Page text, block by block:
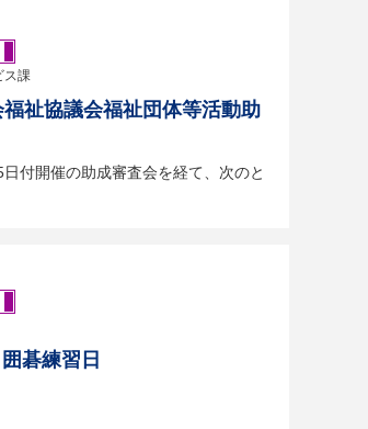
ス課
祉協議会福祉団体等活動助
付開催の助成審査会を経て、次のと
碁練習日